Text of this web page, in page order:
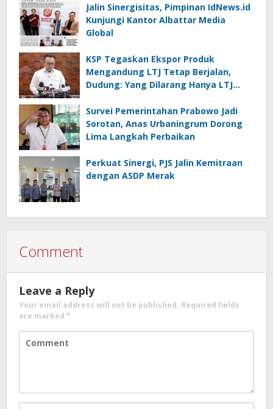
Jalin Sinergisitas, Pimpinan IdNews.id
Kunjungi Kantor Albattar Media
Global
KSP Tegaskan Ekspor Produk
Mengandung LTJ Tetap Berjalan,
Dudung: Yang Dilarang Hanya LTJ
Survei Pemerintahan Prabowo Jadi
Sorotan, Anas Urbaningrum Dorong
Lima Langkah Perbaikan
Perkuat Sinergi, PJS Jalin Kemitraan
dengan ASDP Merak
Comment
Leave a Reply
Your email address will not be published. Required fields
are marked *